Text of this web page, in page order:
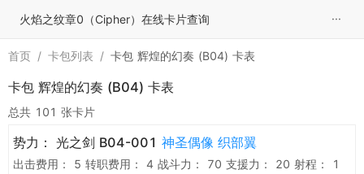
火焰之纹章0（Cipher）在线卡片查询 ···
首页 / 卡包列表 / 卡包 辉煌的幻奏 (B04) 卡表
卡包 辉煌的幻奏 (B04) 卡表
总共 101 张卡片
势力： 光之剑 B04-001 神圣偶像 织部翼
出击费用： 5 转职费用： 4 战斗力： 70 支援力： 20 射程：
1